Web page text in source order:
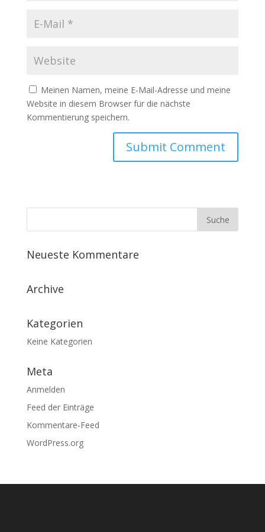
Meinen Namen, meine E-Mail-Adresse und meine
Website in diesem Browser für die nächste
Kommentierung speichern.
Neueste Kommentare
Archive
Kategorien
Keine Kategorien
Meta
Anmelden
Feed der Einträge
Kommentare-Feed
WordPress.org